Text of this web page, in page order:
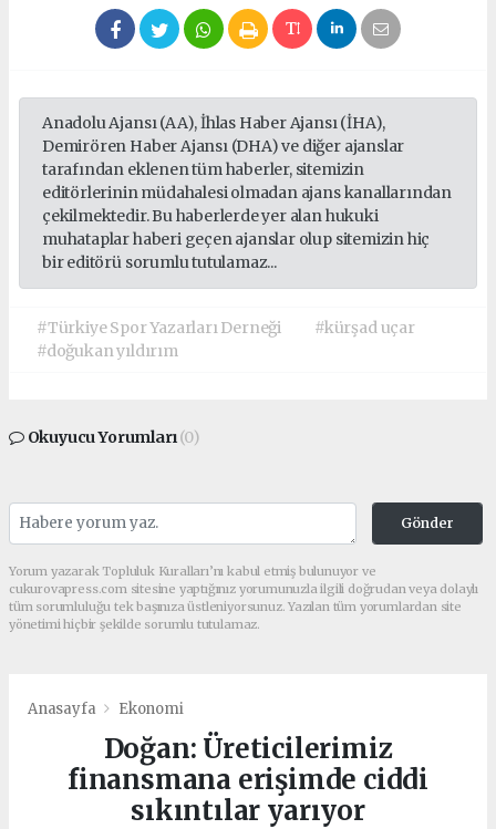
Anadolu Ajansı (AA), İhlas Haber Ajansı (İHA),
Demirören Haber Ajansı (DHA) ve diğer ajanslar
tarafından eklenen tüm haberler, sitemizin
editörlerinin müdahalesi olmadan ajans kanallarından
çekilmektedir. Bu haberlerde yer alan hukuki
muhataplar haberi geçen ajanslar olup sitemizin hiç
bir editörü sorumlu tutulamaz...
#Türkiye Spor Yazarları Derneği
#kürşad uçar
#doğukan yıldırım
Okuyucu Yorumları(0)
Gönder
Yorum yazarak Topluluk Kuralları’nı kabul etmiş bulunuyor ve
cukurovapress.com sitesine yaptığınız yorumunuzla ilgili doğrudan veya dolaylı
tüm sorumluluğu tek başınıza üstleniyorsunuz. Yazılan tüm yorumlardan site
yönetimi hiçbir şekilde sorumlu tutulamaz.
Anasayfa Ekonomi
Doğan: Üreticilerimiz
finansmana erişimde ciddi
sıkıntılar yarıyor